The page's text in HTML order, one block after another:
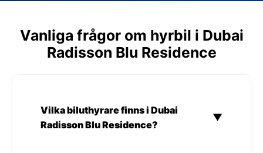
Vanliga frågor om hyrbil i Dubai
Radisson Blu Residence
Vilka biluthyrare finns i Dubai
Radisson Blu Residence?
▼